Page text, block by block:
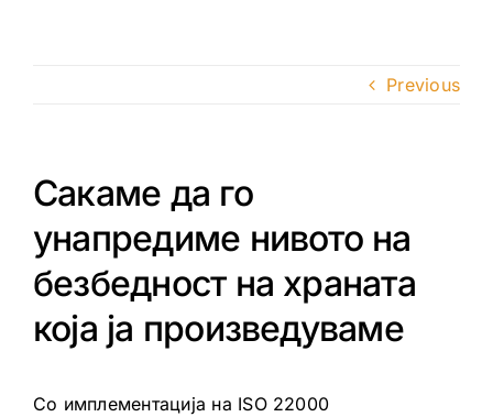
Previous
Сакаме да го
унапредиме нивото на
безбедност на храната
која ја произведуваме
Со имплементација на ISO 22000